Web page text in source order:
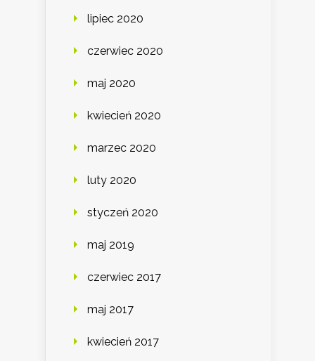
lipiec 2020
czerwiec 2020
maj 2020
kwiecień 2020
marzec 2020
luty 2020
styczeń 2020
maj 2019
czerwiec 2017
maj 2017
kwiecień 2017